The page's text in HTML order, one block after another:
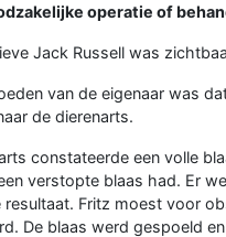
operatie of
Jack Russell was
van de eigenaar was
de dierenarts.
constateerde een volle
verstopte blaas had. Er
resultaat. Fritz moest voor
De blaas werd gespoeld